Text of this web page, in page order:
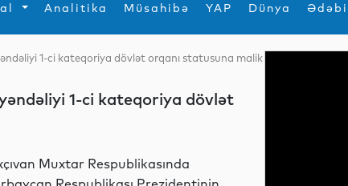
Analitika Müsahibə YAP Dünya
İdman
Yeni texnologiyalar
1-ci kateqoriya dövlət orqanı statusuna malik
1-ci kateqoriya dövlət
Muxtar Respublikasında